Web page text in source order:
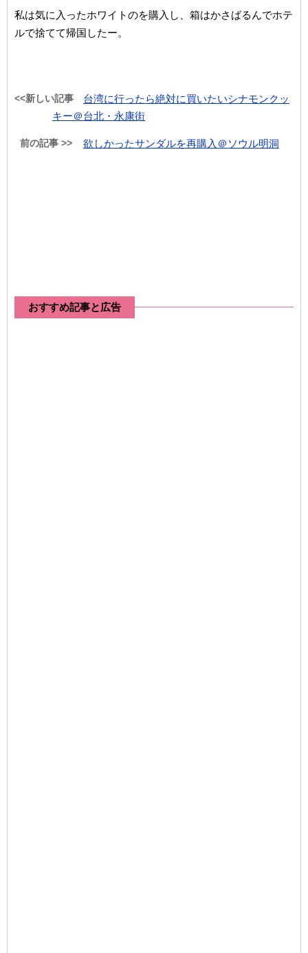
私は気に入ったホワイトのを購入し、箱はかさばるんでホテ
ルで捨てて帰国したー。
<<新しい記事
台湾に行ったら絶対に買いたいシナモンクッ
キー＠台北・永康街
前の記事 >> 欲しかったサンダルを再購入＠ソウル明洞
おすすめ記事と広告